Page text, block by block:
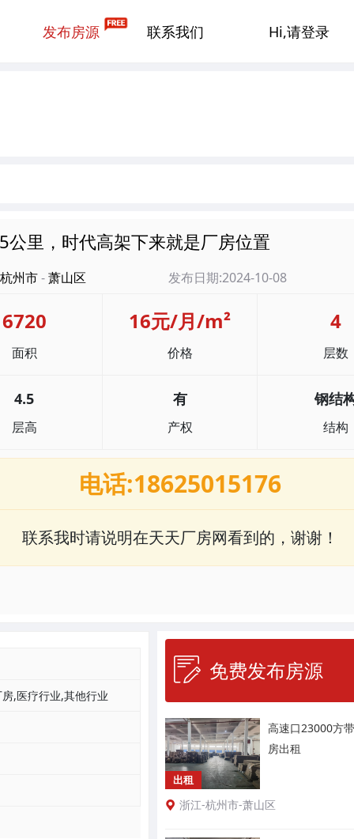
Hi,请登录
发布房源 联系我们
公里，时代高架下来就是厂房位置
杭州市-萧山区 发布日期:2024-10-08
6720
面积
16元/月/m²
价格
4
层数
4.5
层高
有
产权
钢结
结构
电话:18625015176
联系我时请说明在天天厂房网看到的，谢谢！
,医疗行业,其他行业
免费发布房源
出租
高速口23000方
房出租
浙江-杭州市-萧山区